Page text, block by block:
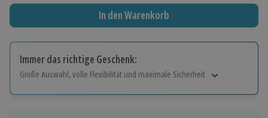
In den Warenkorb
Immer das richtige Geschenk:
Große Auswahl, volle Flexibilität und maximale Sicherheit